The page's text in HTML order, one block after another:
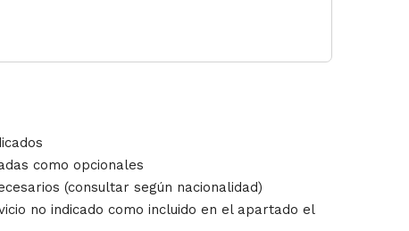
como opcionales
(consultar según nacionalidad)
no indicado como incluido en el apartado el